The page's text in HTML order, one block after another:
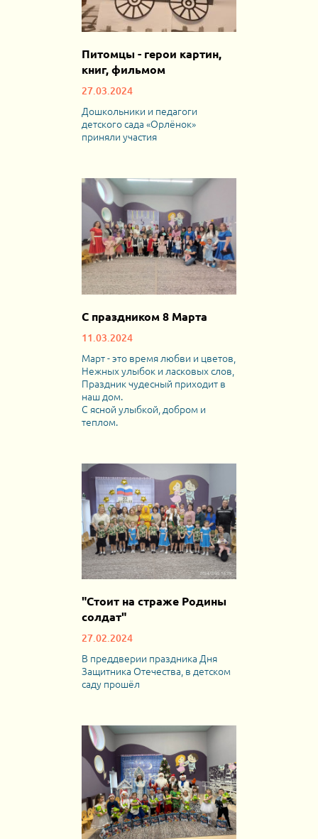
Питомцы - герои картин,
книг, фильмом
27.03.2024
Дошкольники и педагоги
детского сада «Орлёнок»
приняли участия
С праздником 8 Марта
11.03.2024
Март - это время любви и цветов,
Нежных улыбок и ласковых слов,
Праздник чудесный приходит в
наш дом.
С ясной улыбкой, добром и
теплом.
"Стоит на страже Родины
солдат"
27.02.2024
В преддверии праздника Дня
Защитника Отечества, в детском
саду прошёл